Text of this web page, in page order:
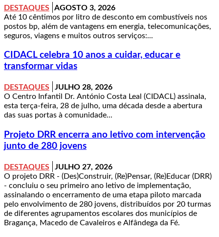
DESTAQUES
AGOSTO 3, 2026
Até 10 cêntimos por litro de desconto em combustíveis nos
postos bp, além de vantagens em energia, telecomunicações,
seguros, viagens e muitos outros serviços:...
CIDACL celebra 10 anos a cuidar, educar e
transformar vidas
DESTAQUES
JULHO 28, 2026
O Centro Infantil Dr. António Costa Leal (CIDACL) assinala,
esta terça-feira, 28 de julho, uma década desde a abertura
das suas portas à comunidade...
Projeto DRR encerra ano letivo com intervenção
junto de 280 jovens
DESTAQUES
JULHO 27, 2026
O projeto DRR - (Des)Construir, (Re)Pensar, (Re)Educar (DRR)
- concluiu o seu primeiro ano letivo de implementação,
assinalando o encerramento de uma etapa piloto marcada
pelo envolvimento de 280 jovens, distribuídos por 20 turmas
de diferentes agrupamentos escolares dos municípios de
Bragança, Macedo de Cavaleiros e Alfândega da Fé.